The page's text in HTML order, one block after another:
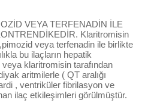
VEYA TERFENADİN İLE
Klaritromisin
veya terfenadin ile birlikte
bu ilaçların hepatik
klaritromisin tarafından
aritmilerle ( QT aralığı
, ventriküler fibrilasyon ve
ilaç etkileşimleri görülmüştür.